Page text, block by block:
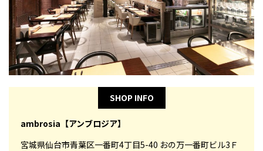
SHOP INFO
ambrosia【アンブロジア】
宮城県仙台市青葉区一番町4丁目5-40 おの万一番町ビル3Ｆ